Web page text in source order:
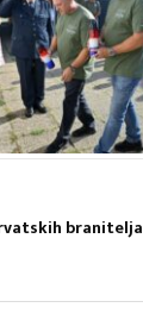
branitelja